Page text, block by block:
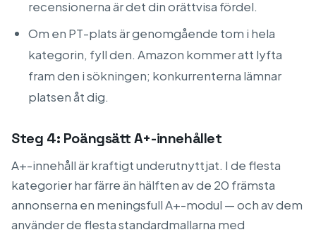
recensionerna är det din orättvisa fördel.
Om en PT-plats är genomgående tom i hela
kategorin, fyll den. Amazon kommer att lyfta
fram den i sökningen; konkurrenterna lämnar
platsen åt dig.
Steg 4: Poängsätt A+-innehållet
A+-innehåll är kraftigt underutnyttjat. I de flesta
kategorier har färre än hälften av de 20 främsta
annonserna en meningsfull A+-modul — och av dem
använder de flesta standardmallarna med